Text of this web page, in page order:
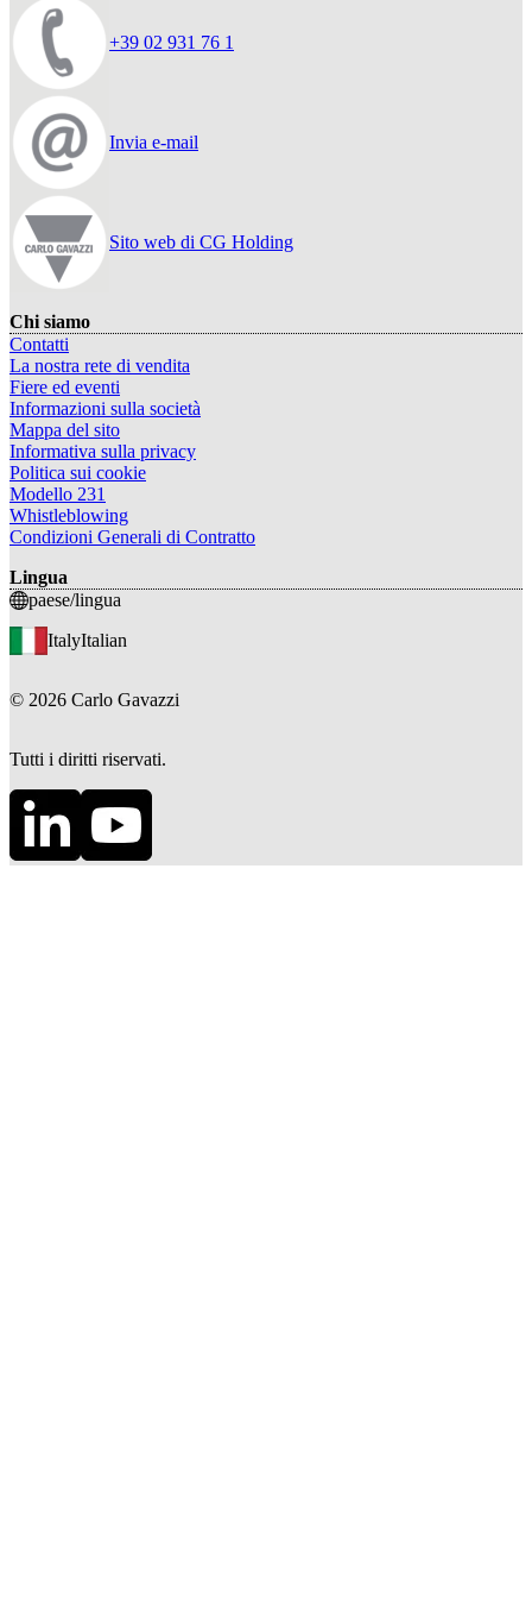
+39 02 931 76 1
Invia e-mail
Sito web di CG Holding
Chi siamo
Contatti
La nostra rete di vendita
Fiere ed eventi
Informazioni sulla società
Mappa del sito
Informativa sulla privacy
Politica sui cookie
Modello 231
Whistleblowing
Condizioni Generali di Contratto
Lingua
paese/lingua
ItalyItalian
© 2026 Carlo Gavazzi
Tutti i diritti riservati.